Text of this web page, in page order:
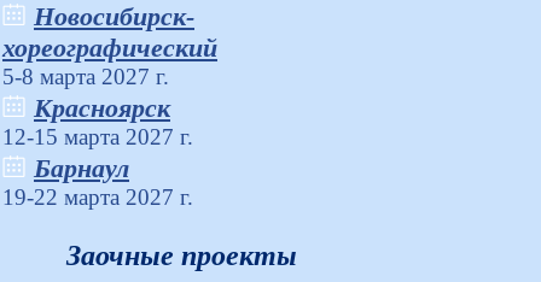
Новосибирск-
хореографический
5-8 марта 2027 г.
Красноярск
12-15 марта 2027 г.
Барнаул
19-22 марта 2027 г.
Заочные проекты